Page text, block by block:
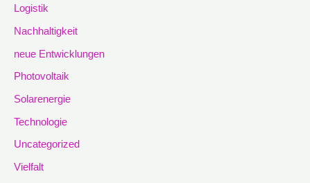
Logistik
Nachhaltigkeit
neue Entwicklungen
Photovoltaik
Solarenergie
Technologie
Uncategorized
Vielfalt